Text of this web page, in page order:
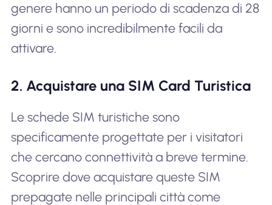
genere hanno un periodo di scadenza di 28
giorni e sono incredibilmente facili da
attivare.
2. Acquistare una SIM Card Turistica
Le schede SIM turistiche sono
specificamente progettate per i visitatori
che cercano connettività a breve termine.
Scoprire dove acquistare queste SIM
prepagate nelle principali città come